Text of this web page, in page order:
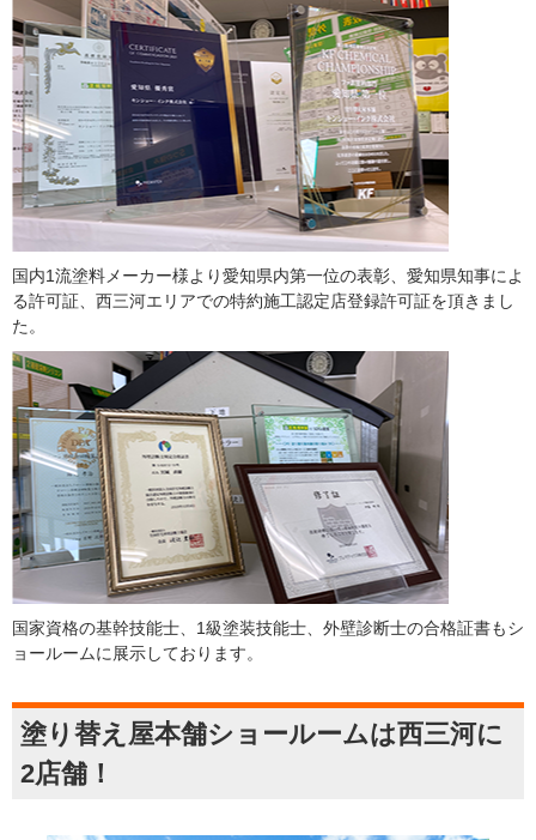
国内1流塗料メーカー様より愛知県内第一位の表彰、愛知県知事によ
る許可証、西三河エリアでの特約施工認定店登録許可証を頂きまし
た。
国家資格の基幹技能士、1級塗装技能士、外壁診断士の合格証書もシ
ョールームに展示しております。
塗り替え屋本舗ショールームは西三河に
2店舗！